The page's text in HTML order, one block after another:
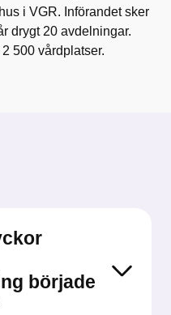
i VGR. Införandet sker
drygt 20 avdelningar.
500 vårdplatser.
började